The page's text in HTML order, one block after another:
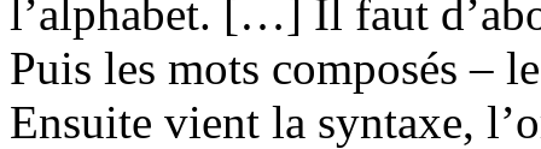
l’alphabet. […] Il faut
Puis les mots composés –
Ensuite vient la syntaxe,